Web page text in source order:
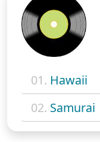
01. Hawaii
02. Samurai